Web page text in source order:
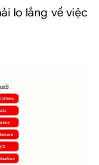
lo lắng về việc